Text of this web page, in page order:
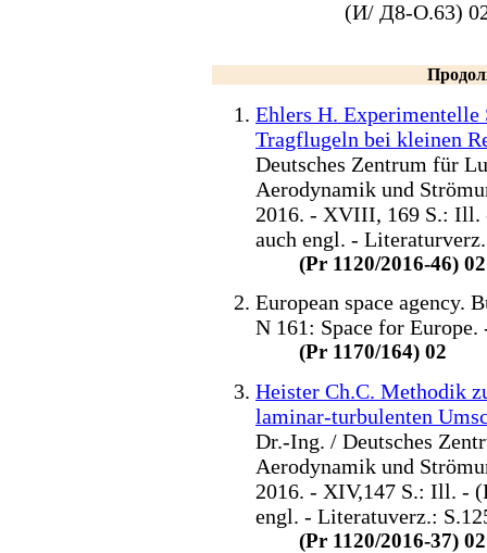
(И/ Д8-O.63)
Ehlers H. Experimentelle
Tragflugeln bei kleinen
Deutsches Zentrum für
Aerodynamik und
2016. - XVIII, 169 S.: Ill.
auch engl. -
(Pr 1120/2016-46) 02
European space
N 161: Space for
(Pr 1170/164) 02
Heister Ch.C. Methodik
laminar-turbulenten
Dr.-Ing. / Deutsches
Aerodynamik und
2016. - XIV,147 S.: Ill. -
engl. - Literatuverz.:
(Pr 1120/2016-37) 02